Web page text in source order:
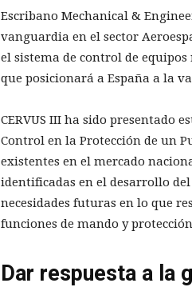
Escribano Mechanical &
vanguardia en el sector
el sistema de control de
que posicionará a España a la
CERVUS III ha sido presentado
Control en la Protección de un
existentes en el mercado
identificadas en el desarrollo
necesidades futuras en lo que
funciones de mando y
Dar respuesta a la